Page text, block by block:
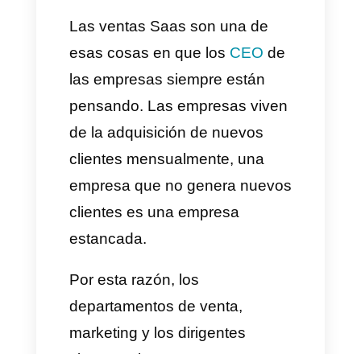
Como Callbell puede
ayudarte a mejorar tus
ventas Saas?
Las ventas Saas son una de
esas cosas en que los
las empresas siempre están
pensando. Las empresas viven
de la adquisición de nuevos
clientes mensualmente, una